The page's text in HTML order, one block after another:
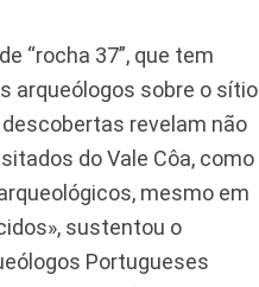
“rocha 37”, que tem
arqueólogos sobre o sítio
revelam não
do Vale Côa, como
mesmo em
sustentou o
Portugueses